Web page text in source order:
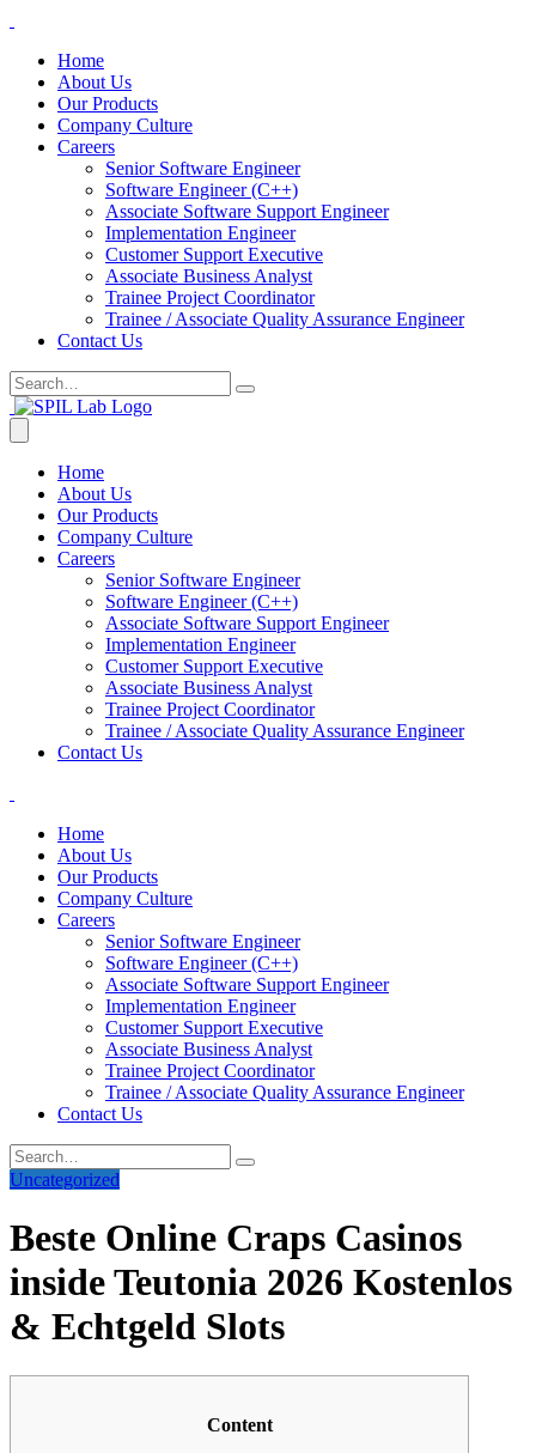
Home
About Us
Our Products
Company Culture
Careers
Senior Software Engineer
Software Engineer (C++)
Associate Software Support Engineer
Implementation Engineer
Customer Support Executive
Associate Business Analyst
Trainee Project Coordinator
Trainee / Associate Quality Assurance Engineer
Contact Us
Home
About Us
Our Products
Company Culture
Careers
Senior Software Engineer
Software Engineer (C++)
Associate Software Support Engineer
Implementation Engineer
Customer Support Executive
Associate Business Analyst
Trainee Project Coordinator
Trainee / Associate Quality Assurance Engineer
Contact Us
Home
About Us
Our Products
Company Culture
Careers
Senior Software Engineer
Software Engineer (C++)
Associate Software Support Engineer
Implementation Engineer
Customer Support Executive
Associate Business Analyst
Trainee Project Coordinator
Trainee / Associate Quality Assurance Engineer
Contact Us
Uncategorized
Beste Online Craps Casinos
inside Teutonia 2026 Kostenlos
& Echtgeld Slots
Content